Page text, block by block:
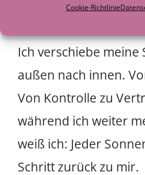
Cookie-Richtlinie
einfach da zu sein.
Ich verschiebe meine
außen nach innen.
Von Kontrolle zu
während ich weiter
weiß ich: Jeder
Schritt zurück zu mir.